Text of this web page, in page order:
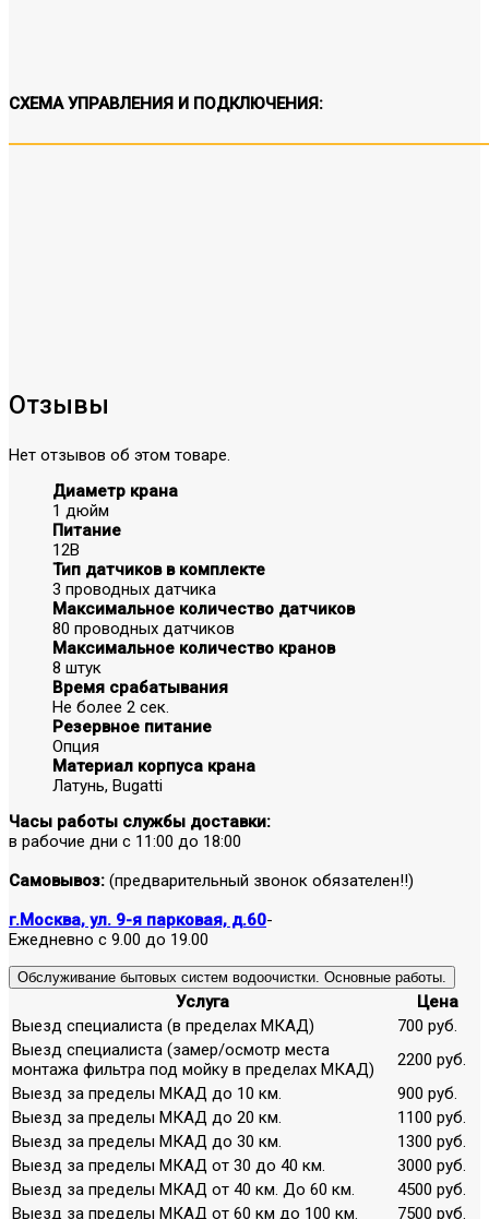
СХЕМА УПРАВЛЕНИЯ И ПОДКЛЮЧЕНИЯ:
Отзывы
Нет отзывов об этом товаре.
Диаметр крана
1 дюйм
Питание
12В
Тип датчиков в комплекте
3 проводных датчика
Максимальное количество датчиков
80 проводных датчиков
Максимальное количество кранов
8 штук
Время срабатывания
Не более 2 сек.
Резервное питание
Опция
Материал корпуса крана
Латунь, Bugatti
Часы работы службы доставки:
в рабочие дни с 11:00 до 18:00
Самовывоз: (предварительный звонок обязателен!!)
г.Москва, ул. 9-я парковая, д.60-
Ежедневно с 9.00 до 19.00
Обслуживание бытовых систем водоочистки. Основные работы.
Услуга
Цена
Выезд специалиста (в пределах МКАД)
700 руб.
Выезд специалиста (замер/осмотр места
монтажа фильтра под мойку в пределах МКАД)
2200 руб.
Выезд за пределы МКАД до 10 км.
900 руб.
Выезд за пределы МКАД до 20 км.
1100 руб.
Выезд за пределы МКАД до 30 км.
1300 руб.
Выезд за пределы МКАД от 30 до 40 км.
3000 руб.
Выезд за пределы МКАД от 40 км. До 60 км.
4500 руб.
Выезд за пределы МКАД от 60 км до 100 км.
7500 руб.